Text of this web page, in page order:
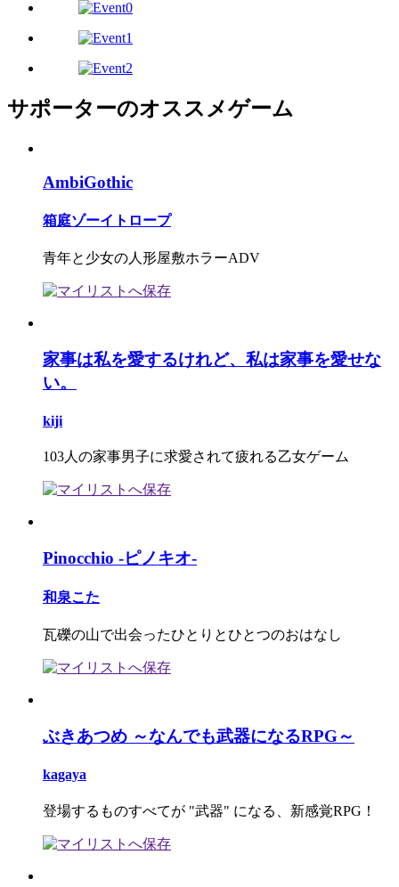
サポーターのオススメゲーム
AmbiGothic
箱庭ゾーイトロープ
青年と少女の人形屋敷ホラーADV
家事は私を愛するけれど、私は家事を愛せな
い。
kiji
103人の家事男子に求愛されて疲れる乙女ゲーム
Pinocchio -ピノキオ-
和泉こた
瓦礫の山で出会ったひとりとひとつのおはなし
ぶきあつめ ～なんでも武器になるRPG～
kagaya
登場するものすべてが "武器" になる、新感覚RPG！